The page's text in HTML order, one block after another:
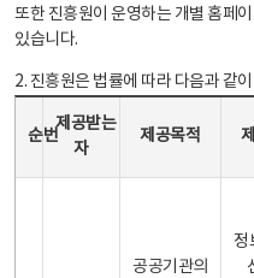
또한 진흥원이 운영하는 개별 홈페
있습니다.
2. 진흥원은 법률에 따라 다음과 같
순번
제공받는
자
제공목적
공공기관의
정